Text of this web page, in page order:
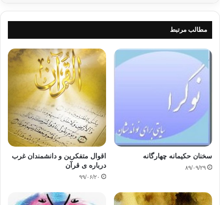
جهت به وقوع نخواهد پیوست ، اما نقص و آسیب پذیری زمانی ظاهر خواهد شد
این واحد ها در ادای واجبات کفایی خود قصور ورزد ، یا به طور کلی از انجام
سر باز زند ، در این صورت واحد های دیگر به میزان صلاحیت و امکانات خود این
مسؤلیت
را به عهده می گیرند .
اگر کسی در وضعیت موجود جهان عرب به طور کلی
جهان اسلام تأمل کند ، حجم بحرانی را که نهادهای مختلف عهده دار مسؤلیت
حفظ شریعت
و حمایت از ارزشهای اسلامی و ضمانت استمرار آن در بعد سیاسی و در سطح
امت و دولت
با آن مواجه اند ، به خوبی درک می کند .
به عنوان مثال نظام آموزشی در مراحل مختلف
نسل جدید از
مطالب مرتبط
سخنان حكيمانه چهارگانه
۸۹/۰۹/۲۹
اقوال متفکرین و دانشمندان غرب
درباره ی قرآن
۹۹/۰۶/۲۰